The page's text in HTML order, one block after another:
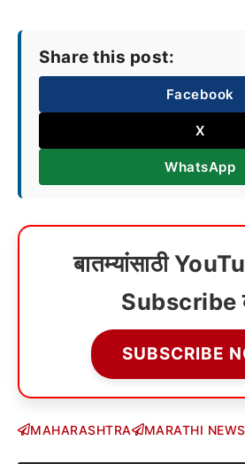
Share this post:
Facebook
X
WhatsApp
बातम्यांसाठी
Subscribe
SUBSCRIBE
MAHARASHTRA MARATHI NEWS